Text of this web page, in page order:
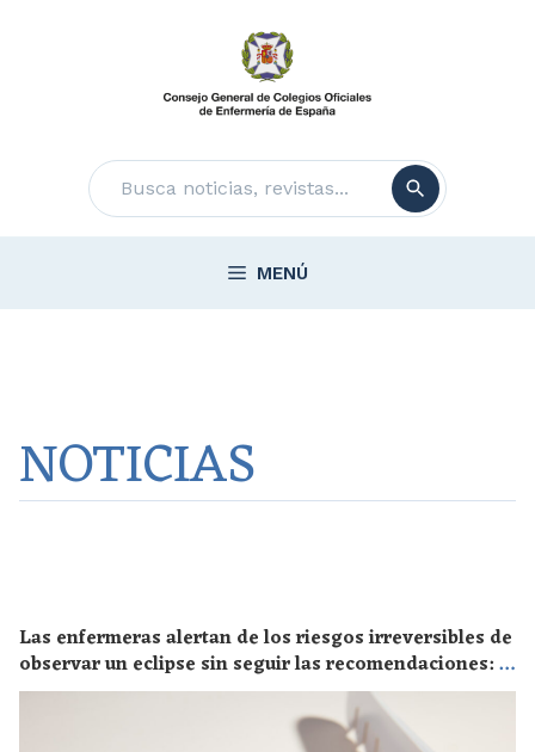
Buscar
MENÚ
NOTICIAS
Las enfermeras alertan de los riesgos irreversibles de
observar un eclipse sin seguir las recomendaciones: la
retinopatía solar es el mayor de los peligros